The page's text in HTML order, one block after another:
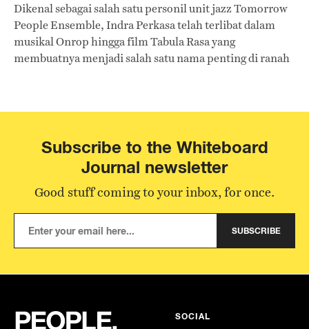
Dikenal sebagai salah satu personil unit jazz Tomorrow
People Ensemble, Indra Perkasa telah terlibat dalam
musikal Onrop hingga film Tabula Rasa yang
membuatnya menjadi salah satu nama penting di ranah
sebagai komposer serta musisi untuk membahas film
untuk berimprovisasi dalam mengolah musik.
Subscribe to the Whiteboard
Journal newsletter
Good stuff coming to your inbox, for once.
SUBSCRIBE
SOCIAL